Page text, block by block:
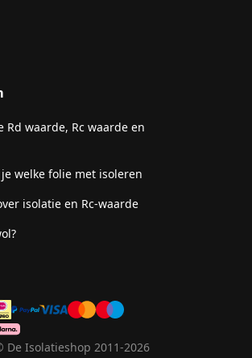
Rd waarde, Rc waarde en
welke folie met isoleren
isolatie en Rc-waarde
De Isolatieshop 2011-2026